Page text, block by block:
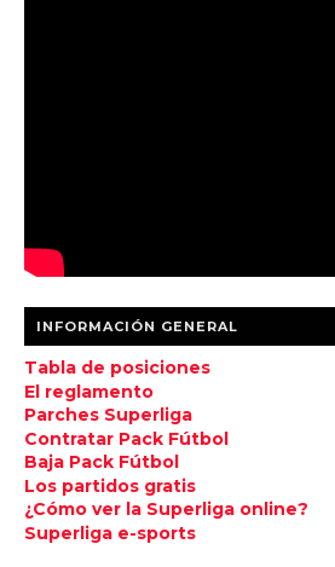
INFORMACIÓN GENERAL
Tabla de posiciones
El reglamento
Parches Superliga
Contratar Pack Fútbol
Baja Pack Fútbol
Los partidos gratis
¿Cómo ver la Superliga online?
Superliga e-sports